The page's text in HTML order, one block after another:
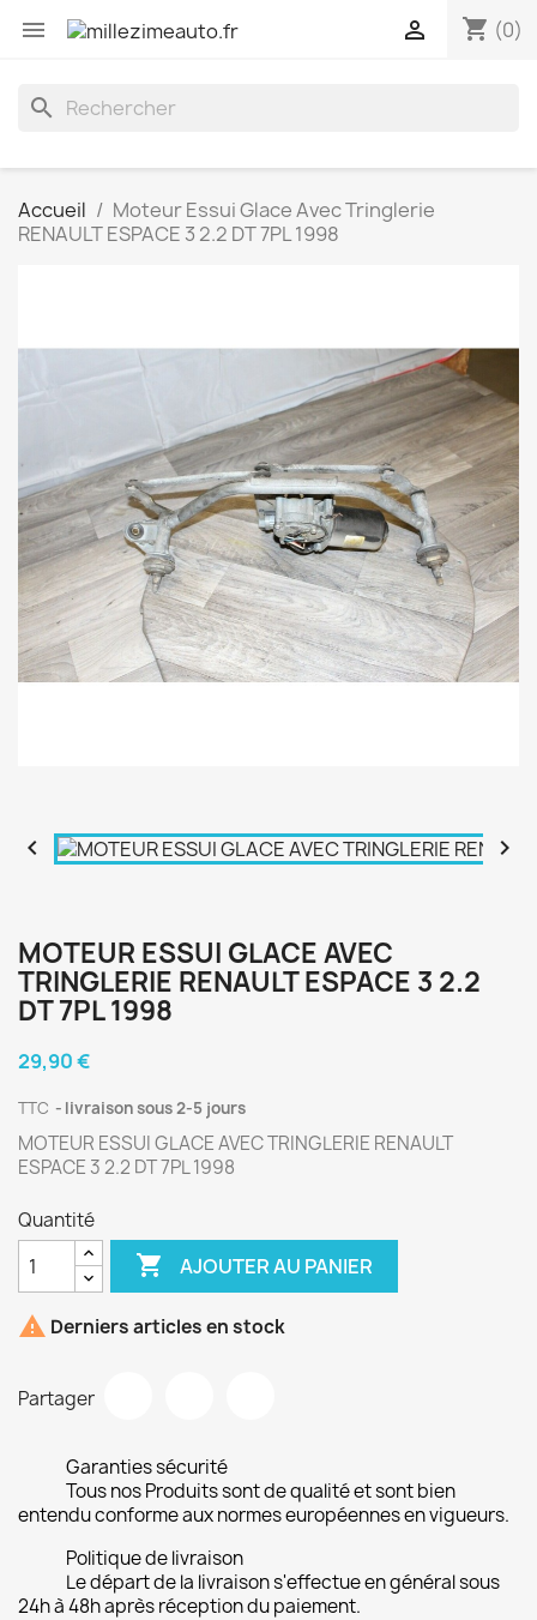
 shopping_cart (0)

search
Accueil
Moteur Essui Glace Avec Tringlerie
RENAULT ESPACE 3 2.2 DT 7PL 1998
 
MOTEUR ESSUI GLACE AVEC
TRINGLERIE RENAULT ESPACE 3 2.2
DT 7PL 1998
29,90 €
TTC livraison sous 2-5 jours
MOTEUR ESSUI GLACE AVEC TRINGLERIE RENAULT
ESPACE 3 2.2 DT 7PL 1998
Quantité
 AJOUTER AU PANIER
 Derniers articles en stock
Partager
Garanties sécurité
Tous nos Produits sont de qualité et sont bien
entendu conforme aux normes européennes en vigueurs.
Politique de livraison
Le départ de la livraison s'effectue en général sous
24h à 48h après réception du paiement.